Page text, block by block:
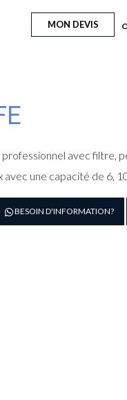
MON DEVIS
avec filtre,
une capacité de 6,
BESOIN D'INFORMATION?